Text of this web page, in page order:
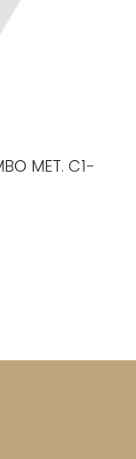
MET. C1-